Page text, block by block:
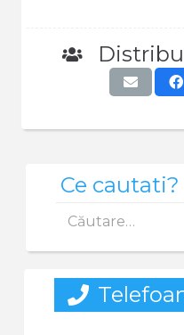
Ce cautati?
după: